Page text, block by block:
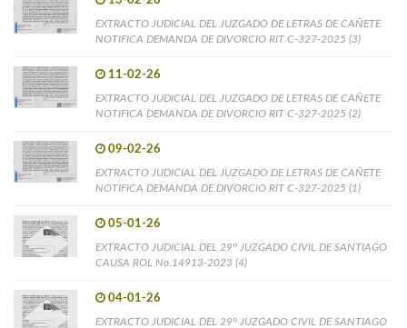
EXTRACTO JUDICIAL DEL JUZGADO DE LETRAS DE CAÑETE
NOTIFICA DEMANDA DE DIVORCIO RIT C-327-2025 (3)
11-02-26
EXTRACTO JUDICIAL DEL JUZGADO DE LETRAS DE CAÑETE
NOTIFICA DEMANDA DE DIVORCIO RIT C-327-2025 (2)
09-02-26
EXTRACTO JUDICIAL DEL JUZGADO DE LETRAS DE CAÑETE
NOTIFICA DEMANDA DE DIVORCIO RIT C-327-2025 (1)
05-01-26
EXTRACTO JUDICIAL DEL 29° JUZGADO CIVIL DE SANTIAGO
CAUSA ROL No.14913-2023 (4)
04-01-26
EXTRACTO JUDICIAL DEL 29° JUZGADO CIVIL DE SANTIAGO